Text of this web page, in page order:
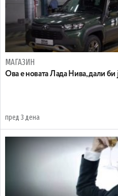
МАГАЗИН
Ова е новата Лада Нива, дали би
пред 3 дена